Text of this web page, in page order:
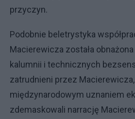
przyczyn.
Podobnie beletrystyka
Macierewicza została
kalumnii i technicznych
zatrudnieni przez
międzynarodowym uznaniem
zdemaskowali narrację